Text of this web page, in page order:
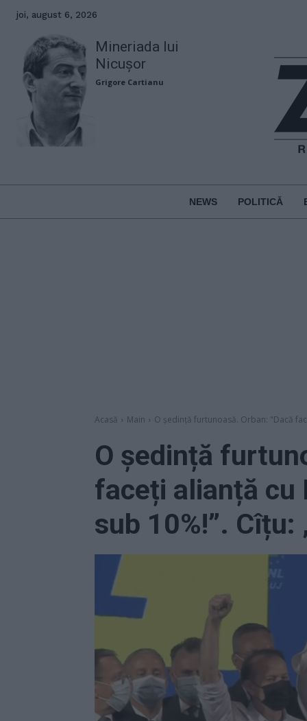
joi, august 6, 2026
Mineriada lui
Nicușor
Grigore Cartianu
NEWS POLITICĂ
Acasă Main O ședință furtunoasă. Orban: "Dacă
O ședință
faceți alianță cu
sub 10%!”. Cîțu: